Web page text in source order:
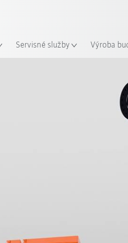
Servisné služby Výroba